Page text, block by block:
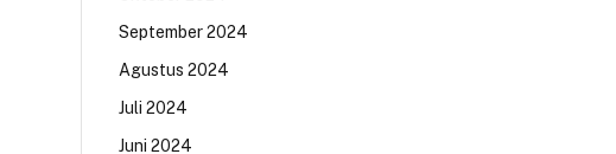
September 2024
Agustus 2024
Juli 2024
Juni 2024